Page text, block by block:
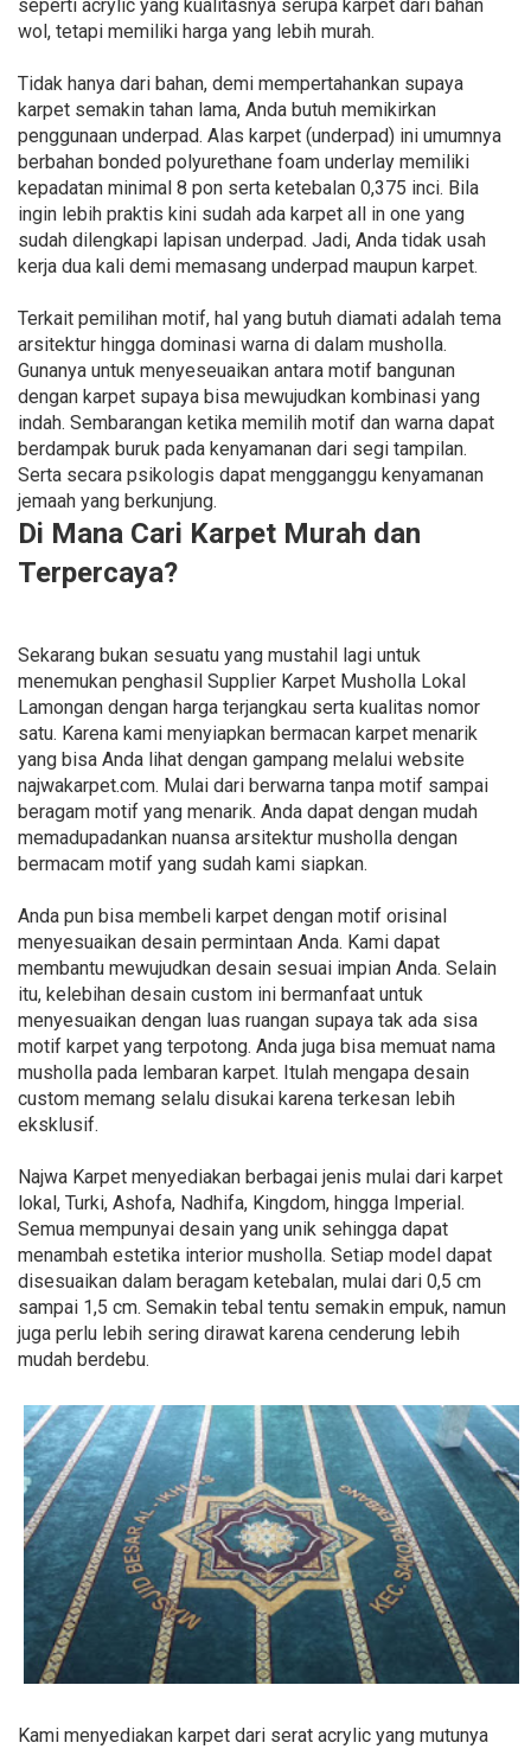
seperti acrylic yang kualitasnya serupa karpet dari bahan
wol, tetapi memiliki harga yang lebih murah.
Tidak hanya dari bahan, demi mempertahankan supaya
karpet semakin tahan lama, Anda butuh memikirkan
penggunaan underpad. Alas karpet (underpad) ini umumnya
berbahan bonded polyurethane foam underlay memiliki
kepadatan minimal 8 pon serta ketebalan 0,375 inci. Bila
ingin lebih praktis kini sudah ada karpet all in one yang
sudah dilengkapi lapisan underpad. Jadi, Anda tidak usah
kerja dua kali demi memasang underpad maupun karpet.
Terkait pemilihan motif, hal yang butuh diamati adalah tema
arsitektur hingga dominasi warna di dalam musholla.
Gunanya untuk menyeseuaikan antara motif bangunan
dengan karpet supaya bisa mewujudkan kombinasi yang
indah. Sembarangan ketika memilih motif dan warna dapat
berdampak buruk pada kenyamanan dari segi tampilan.
Serta secara psikologis dapat mengganggu kenyamanan
jemaah yang berkunjung.
Di Mana Cari Karpet Murah dan
Terpercaya?
Sekarang bukan sesuatu yang mustahil lagi untuk
menemukan penghasil Supplier Karpet Musholla Lokal
Lamongan dengan harga terjangkau serta kualitas nomor
satu. Karena kami menyiapkan bermacan karpet menarik
yang bisa Anda lihat dengan gampang melalui website
najwakarpet.com. Mulai dari berwarna tanpa motif sampai
beragam motif yang menarik. Anda dapat dengan mudah
memadupadankan nuansa arsitektur musholla dengan
bermacam motif yang sudah kami siapkan.
Anda pun bisa membeli karpet dengan motif orisinal
menyesuaikan desain permintaan Anda. Kami dapat
membantu mewujudkan desain sesuai impian Anda. Selain
itu, kelebihan desain custom ini bermanfaat untuk
menyesuaikan dengan luas ruangan supaya tak ada sisa
motif karpet yang terpotong. Anda juga bisa memuat nama
musholla pada lembaran karpet. Itulah mengapa desain
custom memang selalu disukai karena terkesan lebih
eksklusif.
Najwa Karpet menyediakan berbagai jenis mulai dari karpet
lokal, Turki, Ashofa, Nadhifa, Kingdom, hingga Imperial.
Semua mempunyai desain yang unik sehingga dapat
menambah estetika interior musholla. Setiap model dapat
disesuaikan dalam beragam ketebalan, mulai dari 0,5 cm
sampai 1,5 cm. Semakin tebal tentu semakin empuk, namun
juga perlu lebih sering dirawat karena cenderung lebih
mudah berdebu.
Kami menyediakan karpet dari serat acrylic yang mutunya